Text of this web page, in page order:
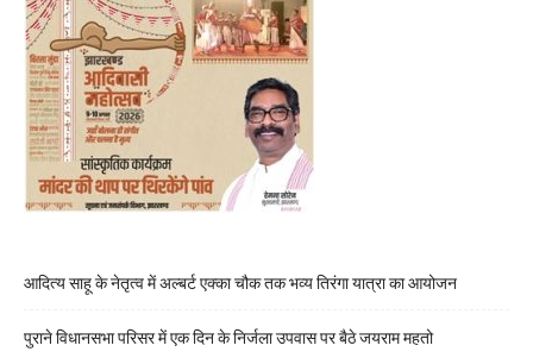
आदित्य साहू के नेतृत्व में अल्बर्ट एक्का चौक तक भव्य तिरंगा यात्रा का आयोजन
पुराने विधानसभा परिसर में एक दिन के निर्जला उपवास पर बैठे जयराम महतो